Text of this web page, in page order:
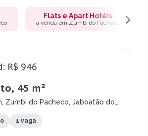
Flats e Apart Hotéis
à venda em Zumbi do Pacheco
R$ 946
45 m²
Zumbi do Pacheco, Jaboatão dos
1 vaga